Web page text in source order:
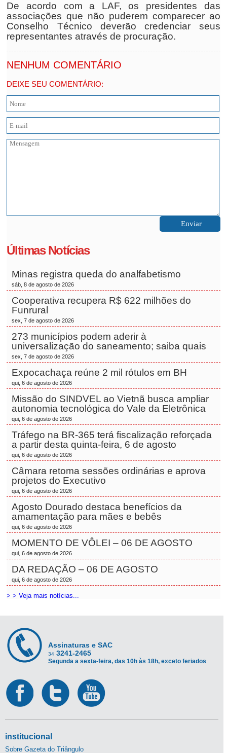
De acordo com a LAF, os presidentes das
associações que não puderem comparecer ao
Conselho Técnico deverão credenciar seus
representantes através de procuração.
NENHUM COMENTÁRIO
DEIXE SEU COMENTÁRIO:
Últimas Notícias
Minas registra queda do analfabetismo
sáb, 8 de agosto de 2026
Cooperativa recupera R$ 622 milhões do
Funrural
sex, 7 de agosto de 2026
273 municípios podem aderir à
universalização do saneamento; saiba quais
sex, 7 de agosto de 2026
Expocachaça reúne 2 mil rótulos em BH
qui, 6 de agosto de 2026
Missão do SINDVEL ao Vietnã busca ampliar
autonomia tecnológica do Vale da Eletrônica
qui, 6 de agosto de 2026
Tráfego na BR-365 terá fiscalização reforçada
a partir desta quinta-feira, 6 de agosto
qui, 6 de agosto de 2026
Câmara retoma sessões ordinárias e aprova
projetos do Executivo
qui, 6 de agosto de 2026
Agosto Dourado destaca benefícios da
amamentação para mães e bebês
qui, 6 de agosto de 2026
MOMENTO DE VÔLEI – 06 DE AGOSTO
qui, 6 de agosto de 2026
DA REDAÇÃO – 06 DE AGOSTO
qui, 6 de agosto de 2026
> > Veja mais notícias...
Assinaturas e SAC
34 3241-2465
Segunda a sexta-feira, das 10h às 18h, exceto feriados
institucional
Sobre Gazeta do Triângulo